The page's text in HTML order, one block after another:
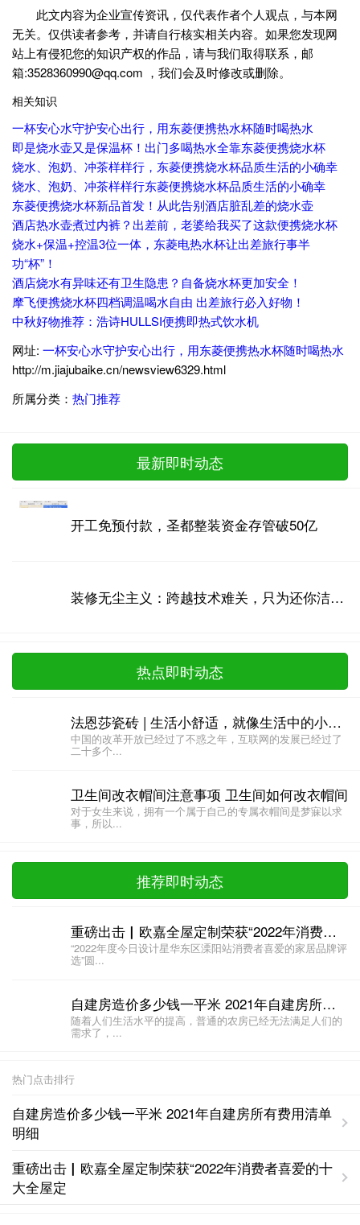
此文内容为企业宣传资讯，仅代表作者个人观点，与本网
无关。仅供读者参考，并请自行核实相关内容。如果您发现网
站上有侵犯您的知识产权的作品，请与我们取得联系，邮
箱:3528360990@qq.com ，我们会及时修改或删除。
相关知识
一杯安心水守护安心出行，用东菱便携热水杯随时喝热水
即是烧水壶又是保温杯！出门多喝热水全靠东菱便携烧水杯
烧水、泡奶、冲茶样样行，东菱便携烧水杯品质生活的小确幸
烧水、泡奶、冲茶样样行东菱便携烧水杯品质生活的小确幸
东菱便携烧水杯新品首发！从此告别酒店脏乱差的烧水壶
酒店热水壶煮过内裤？出差前，老婆给我买了这款便携烧水杯
烧水+保温+控温3位一体，东菱电热水杯让出差旅行事半
功“杯”！
酒店烧水有异味还有卫生隐患？自备烧水杯更加安全！
摩飞便携烧水杯四档调温喝水自由 出差旅行必入好物！
中秋好物推荐：浩诗HULLSI便携即热式饮水机
网址: 一杯安心水守护安心出行，用东菱便携热水杯随时喝热水
http://m.jiajubaike.cn/newsview6329.html
所属分类： 热门推荐
最新即时动态
开工免预付款，圣都整装资金存管破50亿
装修无尘主义：跨越技术难关，只为还你洁净家居
热点即时动态
法恩莎瓷砖 | 生活小舒适，就像生活中的小确幸!
中国的改革开放已经过了不惑之年，互联网的发展已经过了
二十多个...
卫生间改衣帽间注意事项 卫生间如何改衣帽间
对于女生来说，拥有一个属于自己的专属衣帽间是梦寐以求
事，所以...
推荐即时动态
重磅出击▏欧嘉全屋定制荣获“2022年消费者喜爱的十大全屋定制品牌”
“2022年度今日设计星华东区溧阳站消费者喜爱的家居品牌评
选”圆...
自建房造价多少钱一平米 2021年自建房所有费用清单明细
随着人们生活水平的提高，普通的农房已经无法满足人们的
需求了，...
热门点击排行
自建房造价多少钱一平米 2021年自建房所有费用清单
明细
重磅出击▏欧嘉全屋定制荣获“2022年消费者喜爱的十
大全屋定